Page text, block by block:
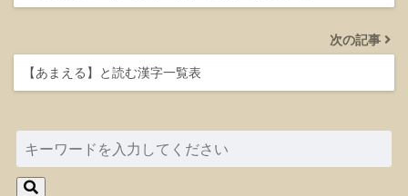
次の記事
【あまえる】と読む漢字一覧表